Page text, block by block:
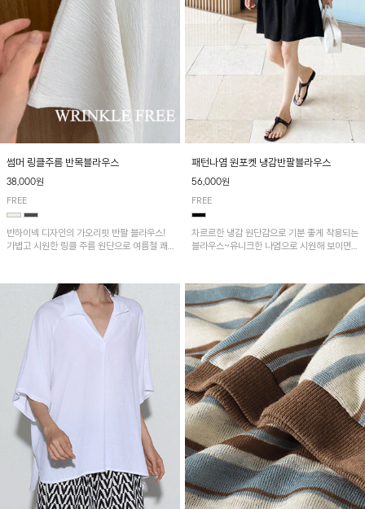
썸머 링클주름 반목블라우스
38,000원
FREE
반하이넥 디자인의 가오리핏 반팔 블라우스!
가볍고 시원한 링클 주름 원단으로 여름철 쾌
패턴나염 원포켓 냉감반팔블라우스
56,000원
FREE
차르르한 냉감 원단감으로 기분 좋게 착용되는
블라우스~유니크한 나염으로 시원해 보이면